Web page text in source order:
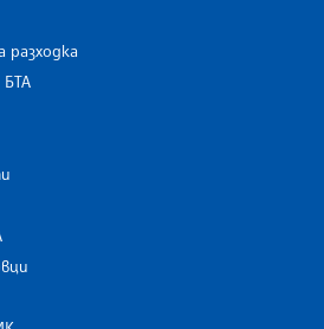
разходка
БТА